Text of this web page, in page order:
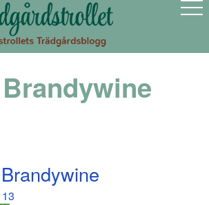
Brandywine
13